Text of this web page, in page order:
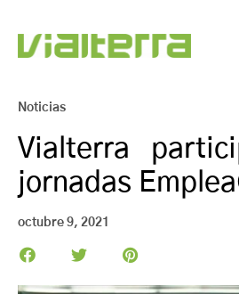
Noticias
Vialterra
jornadas
octubre 9, 2021